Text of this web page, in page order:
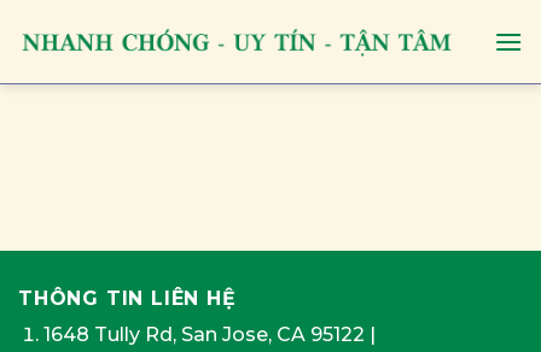
THÔNG TIN LIÊN HỆ
1648 Tully Rd, San Jose, CA 95122 |